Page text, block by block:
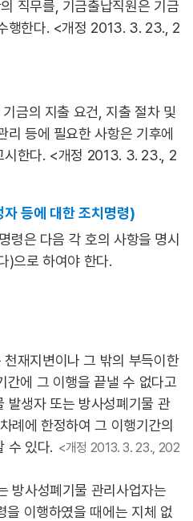
직무를, 기금출납직원은 기금
행한다. <개정 2013. 3. 23., 2
금의 지출 요건, 지출 절차 및
리 등에 필요한 사항은 기후에
시한다. <개정 2013. 3. 23., 2
등에 대한 조치명령)
은 다음 각 호의 사항을 명시
)으로 하여야 한다.
재지변이나 그 밖의 부득이한
간에 그 이행을 끝낼 수 없다고
발생자 또는 방사성폐기물 관
례에 한정하여 그 이행기간의
수 있다. <개정 2013. 3. 23., 202
방사성폐기물 관리사업자는
이행하였을 때에는 지체 없